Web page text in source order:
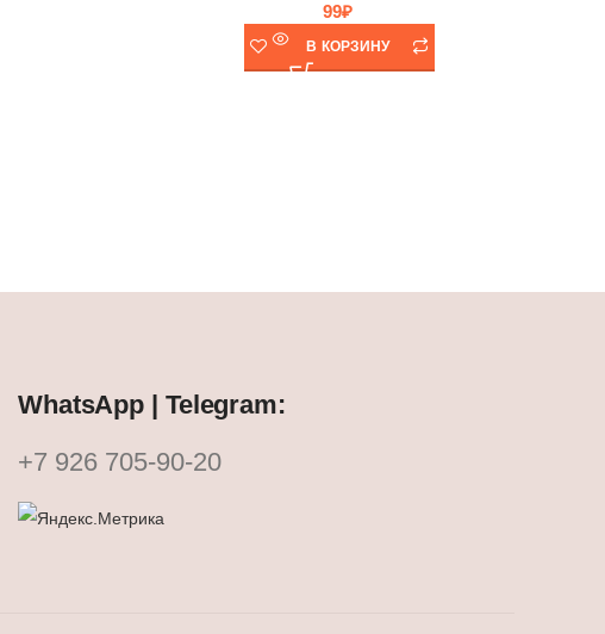
99₽
В КОРЗИНУ
WhatsApp | Telegram:
+7 926 705-90-20